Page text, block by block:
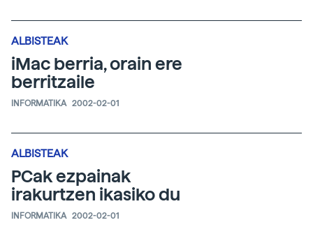
ALBISTEAK
iMac berria, orain ere
berritzaile
INFORMATIKA 2002-02-01
ALBISTEAK
PCak ezpainak
irakurtzen ikasiko du
INFORMATIKA 2002-02-01